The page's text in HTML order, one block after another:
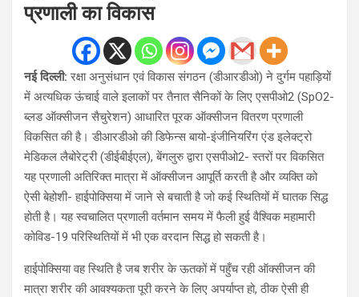
प्रणाली का विकास
नई दिल्ली: रक्षा अनुसंधान एवं विकास संगठन (डीआरडीओ) ने दुर्गम पहाड़ियों
में अत्यधिक ऊंचाई वाले इलाकों पर तैनात सैनिकों के लिए एसपीओ2 (SpO2-
ब्लड ऑक्सीजन सैचुरेशन) आधारित पूरक ऑक्सीजन वितरण प्रणाली
विकसित की है। डीआरडीओ की डिफेन्स बायो-इंजीनियरिंग एंड इलेक्ट्रो
मेडिकल लैबोरेट्री (डीईबीईएल), बेंगलुरु द्वारा एसपीओ2- स्तरों पर विकसित
यह प्रणाली अतिरिक्त मात्रा में ऑक्सीजन आपूर्ति करती है और व्यक्ति को
ऐसी बेहोशी- हाईपोक्सिया में जाने से बचाती है जो कई स्थितियों में घातक सिद्ध
होती है। यह स्वचालित प्रणाली वर्तमान समय में फैली हुई वैश्विक महामारी
कोविड-19 परिस्थितियों में भी एक वरदान सिद्ध हो सकती है।
हाईपोक्सिया वह स्थिति है जब शरीर के ऊतकों में पहुँच रही ऑक्सीजन की
मात्रा शरीर की आवश्यकता पूरी करने के लिए अपर्याप्त हो, ठीक ऐसी ही